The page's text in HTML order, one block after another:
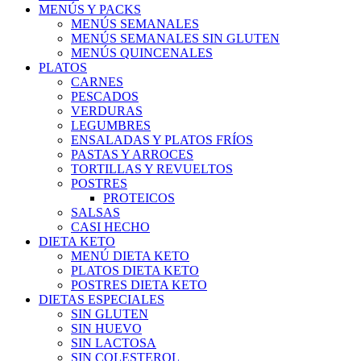
MENÚS Y PACKS
MENÚS SEMANALES
MENÚS SEMANALES SIN GLUTEN
MENÚS QUINCENALES
PLATOS
CARNES
PESCADOS
VERDURAS
LEGUMBRES
ENSALADAS Y PLATOS FRÍOS
PASTAS Y ARROCES
TORTILLAS Y REVUELTOS
POSTRES
PROTEICOS
SALSAS
CASI HECHO
DIETA KETO
MENÚ DIETA KETO
PLATOS DIETA KETO
POSTRES DIETA KETO
DIETAS ESPECIALES
SIN GLUTEN
SIN HUEVO
SIN LACTOSA
SIN COLESTEROL